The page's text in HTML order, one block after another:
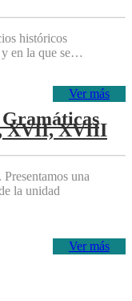
históricos
y en la que se…
Ver más
XVII, XVIII
una
la unidad
Ver más